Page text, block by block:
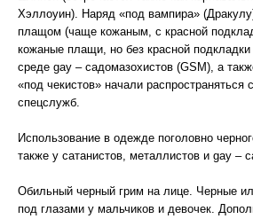
Хэллоуин). Наряд «под вампира»
плащом (чаще кожаным, с красной
кожаные плащи, но без красной
среде gay – садомазохистов (GSM), а
«под чекистов» начали распространяться
спецслужб.
Использование в одежде поголовно
также у сатанистов, металлистов и gay –
Обильный черный грим на лице. Черные
под глазами у мальчиков и девочек.